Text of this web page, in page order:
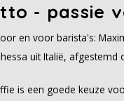
- passie
en voor barista's:
uit Italië,
is een goede keuze